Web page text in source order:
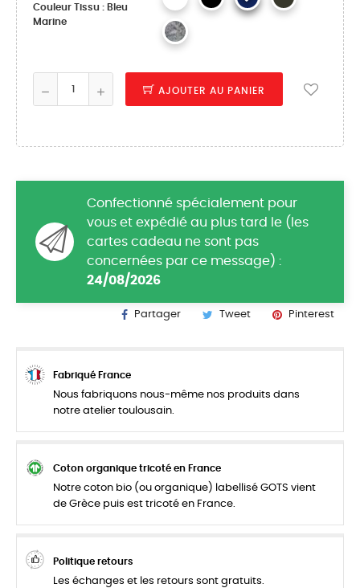
Couleur Tissu : Bleu
Marine
AJOUTER AU PANIER
Confectionné spécialement pour
vous et expédié au plus tard le (les
cartes cadeau ne sont pas
concernées par ce message) :
24/08/2026
Partager Tweet Pinterest
Fabriqué France
Nous fabriquons nous-même nos produits dans
notre atelier toulousain.
Coton organique tricoté en France
Notre coton bio (ou organique) labellisé GOTS vient
de Grèce puis est tricoté en France.
Politique retours
Les échanges et les retours sont gratuits.